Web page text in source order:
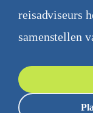
reisadviseurs
samenstellen